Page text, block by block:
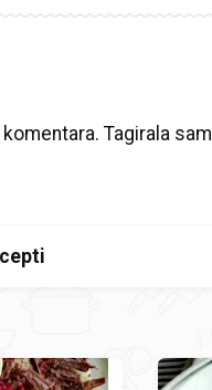
komentara. Tagirala sam